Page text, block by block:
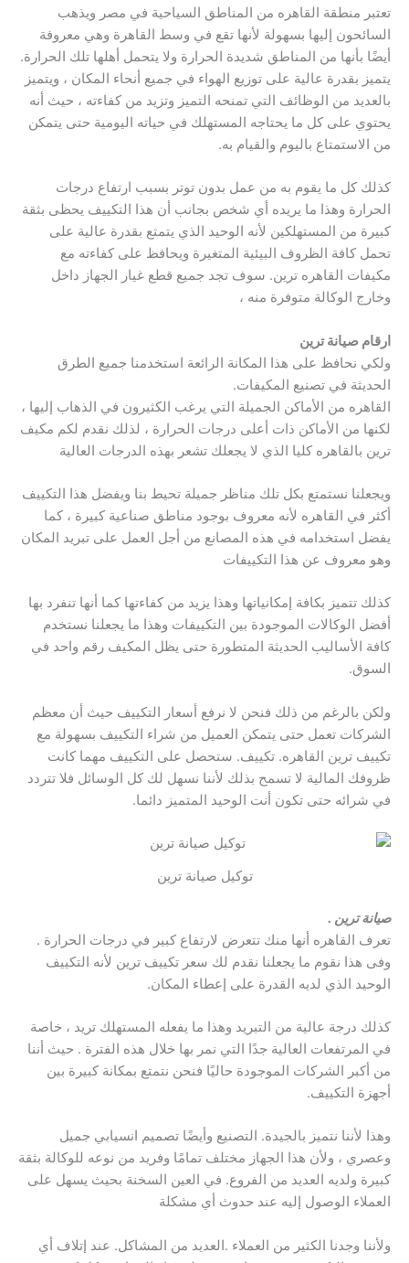
تعتبر منطقة القاهره من المناطق السياحية في مصر ويذهب
السائحون إليها بسهولة لأنها تقع في وسط القاهرة وهي معروفة
أيضًا بأنها من المناطق شديدة الحرارة ولا يتحمل أهلها تلك الحرارة.
يتميز بقدرة عالية على توزيع الهواء في جميع أنحاء المكان ، ويتميز
بالعديد من الوظائف التي تمنحه التميز وتزيد من كفاءته ، حيث أنه
يحتوي على كل ما يحتاجه المستهلك في حياته اليومية حتى يتمكن
من الاستمتاع باليوم والقيام به.
كذلك كل ما يقوم به من عمل بدون توتر بسبب ارتفاع درجات
الحرارة وهذا ما يريده أي شخص بجانب أن هذا التكييف يحظى بثقة
كبيرة من المستهلكين لأنه الوحيد الذي يتمتع بقدرة عالية على
تحمل كافة الظروف البيئية المتغيرة ويحافظ على كفاءته مع
مكيفات القاهره ترين. سوف تجد جميع قطع غيار الجهاز داخل
وخارج الوكالة متوفرة منه ،
ارقام صيانة ترين
ولكي نحافظ على هذا المكانة الرائعة استخدمنا جميع الطرق
الحديثة في تصنيع المكيفات.
القاهره من الأماكن الجميلة التي يرغب الكثيرون في الذهاب إليها ،
لكنها من الأماكن ذات أعلى درجات الحرارة ، لذلك نقدم لكم مكيف
ترين بالقاهره كليا الذي لا يجعلك تشعر بهذه الدرجات العالية
ويجعلنا نستمتع بكل تلك مناظر جميلة تحيط بنا ويفضل هذا التكييف
أكثر في القاهره لأنه معروف بوجود مناطق صناعية كبيرة ، كما
يفضل استخدامه في هذه المصانع من أجل العمل على تبريد المكان
وهو معروف عن هذا التكييفات
كذلك تتميز بكافة إمكانياتها وهذا يزيد من كفاءتها كما أنها تنفرد بها
أفضل الوكالات الموجودة بين التكييفات وهذا ما يجعلنا نستخدم
كافة الأساليب الحديثة المتطورة حتى يظل المكيف رقم واحد في
السوق.
ولكن بالرغم من ذلك فنحن لا نرفع أسعار التكييف حيث أن معظم
الشركات تعمل حتى يتمكن العميل من شراء التكييف بسهولة مع
تكييف ترين القاهره. تكييف. ستحصل على التكييف مهما كانت
ظروفك المالية لا تسمح بذلك لأننا نسهل لك كل الوسائل فلا تتردد
في شرائه حتى تكون أنت الوحيد المتميز دائما.
توكيل صيانة ترين
صيانة ترين .
تعرف القاهره أنها منك تتعرض لارتفاع كبير في درجات الحرارة .
وفى هذا نقوم ما يجعلنا نقدم لك سعر تكييف ترين لأنه التكييف
الوحيد الذي لديه القدرة على إعطاء المكان.
كذلك درجة عالية من التبريد وهذا ما يفعله المستهلك تريد ، خاصة
في المرتفعات العالية جدًا التي نمر بها خلال هذه الفترة . حيث أننا
من أكبر الشركات الموجودة حاليًا فنحن نتمتع بمكانة كبيرة بين
أجهزة التكييف.
وهذا لأننا نتميز بالجيدة. التصنيع وأيضًا تصميم انسيابي جميل
وعصري ، ولأن هذا الجهاز مختلف تمامًا وفريد من نوعه للوكالة بثقة
كبيرة ولديه العديد من الفروع. في العين السخنة بحيث يسهل على
العملاء الوصول إليه عند حدوث أي مشكلة
ولأننا وجدنا الكثير من العملاء .العديد من المشاكل. عند إتلاف أي